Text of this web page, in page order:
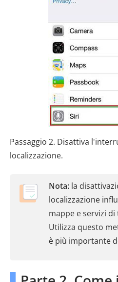
Passaggio 2. Disattiva
localizzazione.
Nota: la
localizzazione
mappe e servizi
Utilizza questo
è più importante